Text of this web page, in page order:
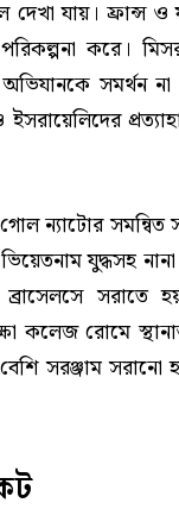
যায়। ফ্রান্স ও
করে।
অভিযানকে সমর্থন
ন্যাটোর
যুদ্ধসহ
সরাতে
কলেজ রোমে
সরঞ্জাম